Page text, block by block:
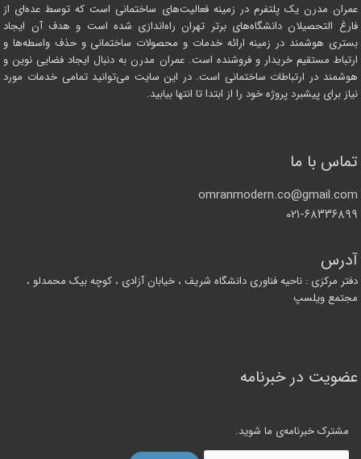
عمران مدرن یک پلتفرم در زمینه فعالیت‌های ساختمانی است که توسط عده‌ای از
فارغ التحصیلان دانشگاه‌های برتر تهران راه‌اندازی شده است و هدف آن ایجاد
بستری هوشمند در زمینه ارائه خدمات و محصولات ساختمانی و حذف واسطه‌ها و
ارتباط مستقیم خریدار و فروشنده است. عمران مدرن به دنبال ایجاد فضایی نوین و
هوشمند در ارتباطات ساختمانی است. در این سایت می‌توانید تمامی خدمات مورد
نیاز برای پیشبرد پروژه خود را از ابتدا تا انتها بیابید.
تماس با ما
omranmodern.co@gmail.com
۰۲۱-۶۸۳۳۶۸۹۹
آدرس
دفتر مرکزی : ناحیه فناوری دانشگاه شریف ، خیابان آزادی ، کوچه بیک محمدلو ،
مجتمع ویلسپ
عضویت در خبرنامه
مشترک خبرنامه‌ی ما شوید.